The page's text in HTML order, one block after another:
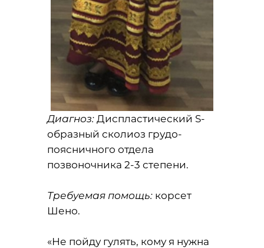
Диагноз: Диспластический S-
образный сколиоз грудо-
поясничного отдела
позвоночника 2-3 степени.
Требуемая помощь: корсет
Шено.
«Не пойду гулять, кому я нужна